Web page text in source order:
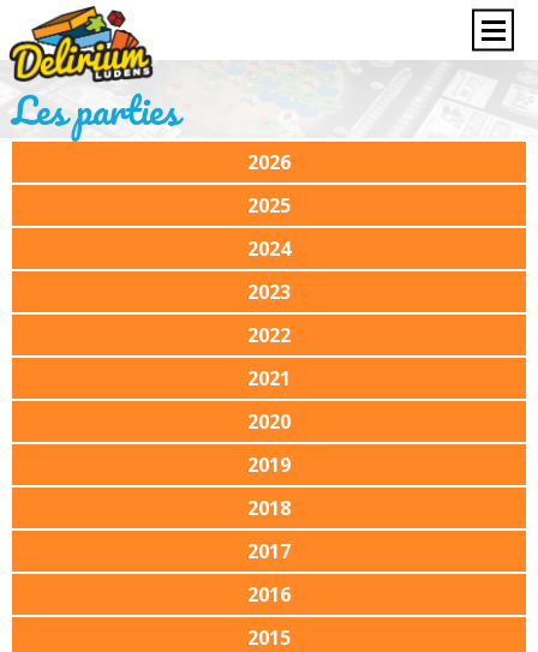
Les parties
2026
2025
2024
2023
2022
2021
2020
2019
2018
2017
2016
2015